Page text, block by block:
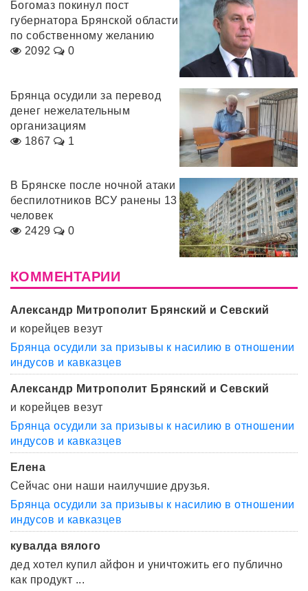
Богомаз покинул пост
губернатора Брянской области
по собственному желанию
2092
0
Брянца осудили за перевод
денег нежелательным
организациям
1867
1
В Брянске после ночной атаки
беспилотников ВСУ ранены 13
человек
2429
0
КОММЕНТАРИИ
Александр Митрополит Брянский и Севский
и корейцев везут
Брянца осудили за призывы к насилию в отношении
индусов и кавказцев
Александр Митрополит Брянский и Севский
и корейцев везут
Брянца осудили за призывы к насилию в отношении
индусов и кавказцев
Елена
Сейчас они наши наилучшие друзья.
Брянца осудили за призывы к насилию в отношении
индусов и кавказцев
кувалда вялого
дед хотел купил айфон и уничтожить его публично
как продукт ...